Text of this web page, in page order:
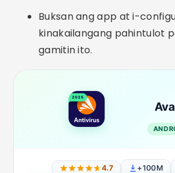
Buksan ang app at i-
kinakailangang pahintulot
gamitin ito.
4.7 +100M